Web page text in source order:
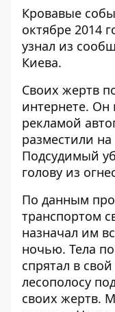
Кровавые
октябре 2014
узнал из
Киева.
Своих жертв
интернете.
рекламой
разместили
Подсудимый
голову из
По данным
транспортом
назначал им
ночью. Тела
спрятал в
лесополосу
своих жертв.